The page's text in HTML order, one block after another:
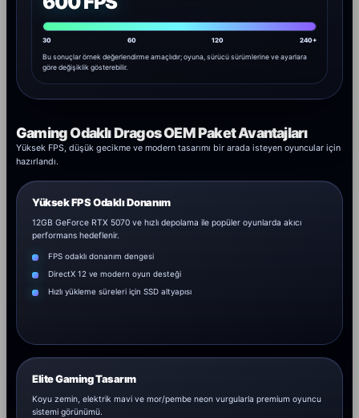
30 60 120 240+
Bu sonuçlar örnek değerlendirme amaçlıdır; oyuna, sürücü sürümlerine ve ayarlara
göre değişiklik gösterebilir.
Gaming Odaklı Dragos OEM Paket Avantajları
Yüksek FPS, düşük gecikme ve modern tasarımı bir arada isteyen oyuncular için
hazırlandı.
Yüksek FPS Odaklı Donanım
12GB GeForce RTX 5070 ve hızlı depolama ile popüler oyunlarda akıcı
performans hedeflenir.
FPS odaklı donanım dengesi
DirectX 12 ve modern oyun desteği
Hızlı yükleme süreleri için SSD altyapısı
Elite Gaming Tasarım
Koyu zemin, elektrik mavi ve mor/pembe neon vurgularla premium oyuncu
sistemi görünümü.